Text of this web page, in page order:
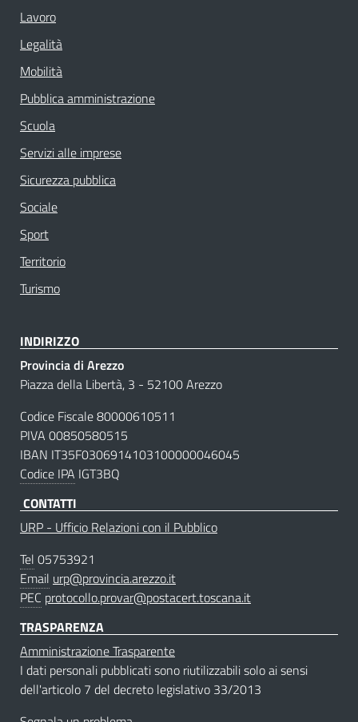
Lavoro
Legalità
Mobilità
Pubblica amministrazione
Scuola
Servizi alle imprese
Sicurezza pubblica
Sociale
Sport
Territorio
Turismo
INDIRIZZO
Provincia di Arezzo
Piazza della Libertà, 3 - 52100 Arezzo
Codice Fiscale 80000610511
PIVA 00850580515
IBAN IT35F0306914103100000046045
Codice IPA IGT3BQ
CONTATTI
URP - Ufficio Relazioni con il Pubblico
Tel 05753921
Email urp@provincia.arezzo.it
PEC protocollo.provar@postacert.toscana.it
TRASPARENZA
Amministrazione Trasparente
I dati personali pubblicati sono riutilizzabili solo ai sensi
dell'articolo 7 del decreto legislativo 33/2013